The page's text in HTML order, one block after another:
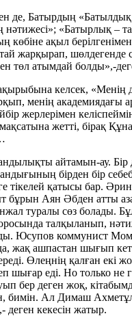
де, Батырдың
нәтижесі»; «Батырлық –
ақыл
жарқырап, шөлдегенде
төл атымдай болды»,-
келсек, «Менің
менің академиядағы
жерлерімен
жетті, бірақ
айтамын-ау. Бір
бірден бір
тікелей қатысы бар.
бұрын Аян Әбден атты
туралы сөз болады.
талқыланып,
Юсупов коммунист
жақ ашпастан шығып
Өлеңнің қалған екі
шығар еді. Но только
бер деген жоқ,
бимін. Ал Димаш
кекесін жатыр.